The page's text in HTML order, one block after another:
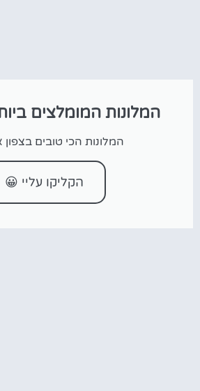
המלונות המומלצים
המלונות הכי טובים בצפון
הקליקו עליי 😀